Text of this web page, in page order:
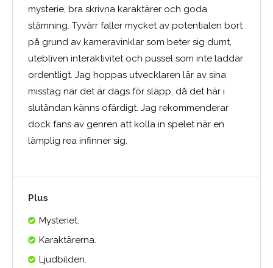
mysterie, bra skrivna karaktärer och goda
stämning. Tyvärr faller mycket av potentialen bort
på grund av kameravinklar som beter sig dumt,
utebliven interaktivitet och pussel som inte laddar
ordentligt. Jag hoppas utvecklaren lär av sina
misstag när det är dags för släpp, då det här i
slutändan känns ofärdigt. Jag rekommenderar
dock fans av genren att kolla in spelet när en
lämplig rea infinner sig.
Plus
Mysteriet.
Karaktärerna.
Ljudbilden.